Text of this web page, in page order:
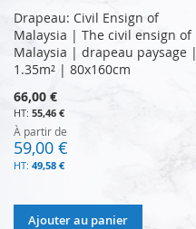
Drapeau: Civil Ensign of
Malaysia | The civil ensign of
Malaysia | drapeau paysage |
1.35m² | 80x160cm
66,00 €
55,46 €
À partir de
59,00 €
49,58 €
Ajouter au panier